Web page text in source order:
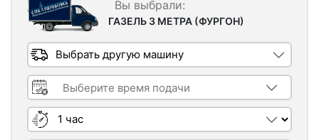
ГАЗЕЛЬ 3 МЕТРА (ФУРГОН)
Выбрать другую машину
Время подачи машины
Длительность заказа